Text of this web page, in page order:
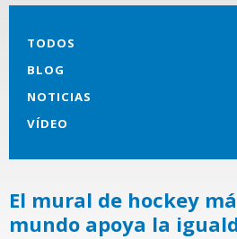
TODOS
BLOG
NOTICIAS
VÍDEO
El mural de hockey
mundo apoya la